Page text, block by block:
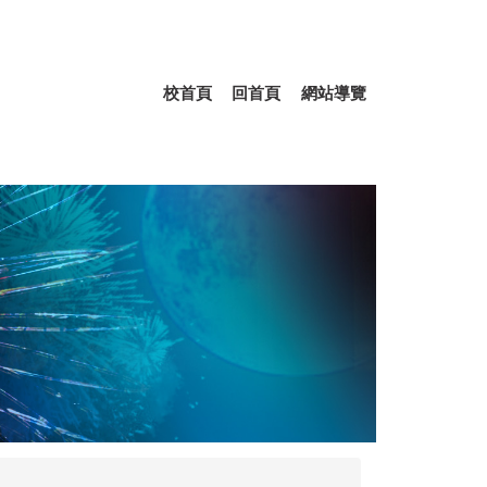
校首頁 回首頁 網站導覽